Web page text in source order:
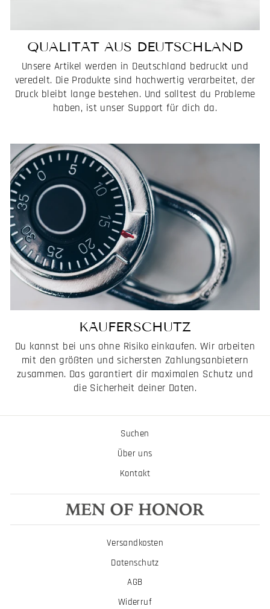
QUALITÄT AUS DEUTSCHLAND
Unsere Artikel werden in Deutschland bedruckt und
veredelt. Die Produkte sind hochwertig verarbeitet, der
Druck bleibt lange bestehen. Und solltest du Probleme
haben, ist unser Support für dich da.
KÄUFERSCHUTZ
Du kannst bei uns ohne Risiko einkaufen. Wir arbeiten
mit den größten und sichersten Zahlungsanbietern
zusammen. Das garantiert dir maximalen Schutz und
die Sicherheit deiner Daten.
Suchen
Über uns
Kontakt
Versandkosten
Datenschutz
AGB
Widerruf